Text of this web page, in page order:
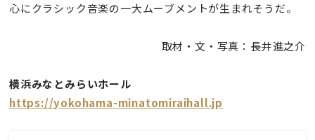
心にクラシック音楽の一大ムーブメントが生まれそうだ。
取材・文・写真：長井進之介
横浜みなとみらいホール
https://yokohama-minatomiraihall.jp